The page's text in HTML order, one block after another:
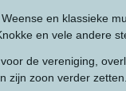
en klassieke
en vele andere
de vereniging,
zijn zoon verder zetten.